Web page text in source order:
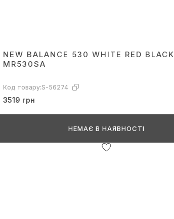
NEW BALANCE 530 WHITE RED BLACK
MR530SA
Код товару:S-56274
3519 грн
НЕМАЄ В НАЯВНОСТІ